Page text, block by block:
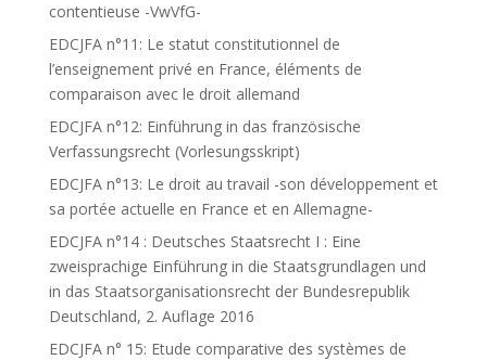
contentieuse -VwVfG-
EDCJFA n°11: Le statut constitutionnel de
l’enseignement privé en France, éléments de
comparaison avec le droit allemand
EDCJFA n°12: Einführung in das französische
Verfassungsrecht (Vorlesungsskript)
EDCJFA n°13: Le droit au travail -son développement et
sa portée actuelle en France et en Allemagne-
EDCJFA n°14 : Deutsches Staatsrecht I : Eine
zweisprachige Einführung in die Staatsgrundlagen und
in das Staatsorganisationsrecht der Bundesrepublik
Deutschland, 2. Auflage 2016
EDCJFA n° 15: Etude comparative des systèmes de